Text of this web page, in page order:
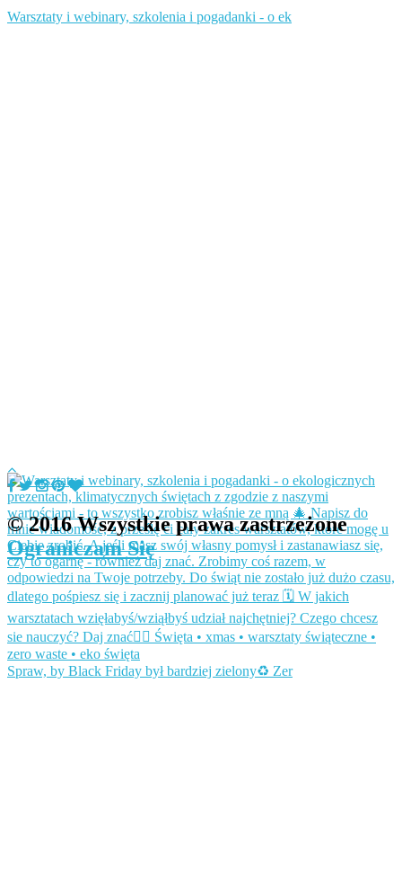
Warsztaty i webinary, szkolenia i pogadanki - o ek
Spraw, by Black Friday był bardziej zielony♻️ Zer
© 2016 Wszystkie prawa zastrzeżone
Ograniczam Się